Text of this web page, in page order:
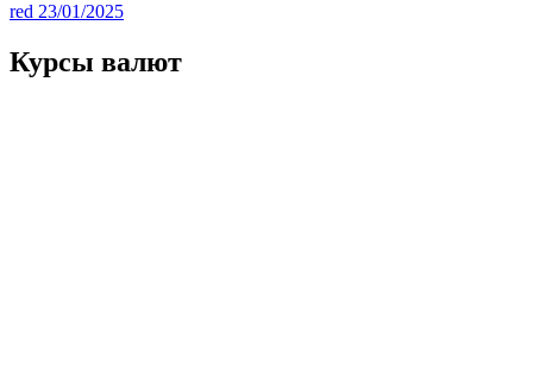
red 23/01/2025
Курсы валют